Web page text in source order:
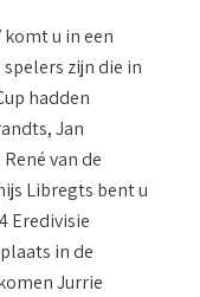
komt u in een
zijn die in
hadden
Jan
van de
Libregts bent u
Eredivisie
in de
Jurrie